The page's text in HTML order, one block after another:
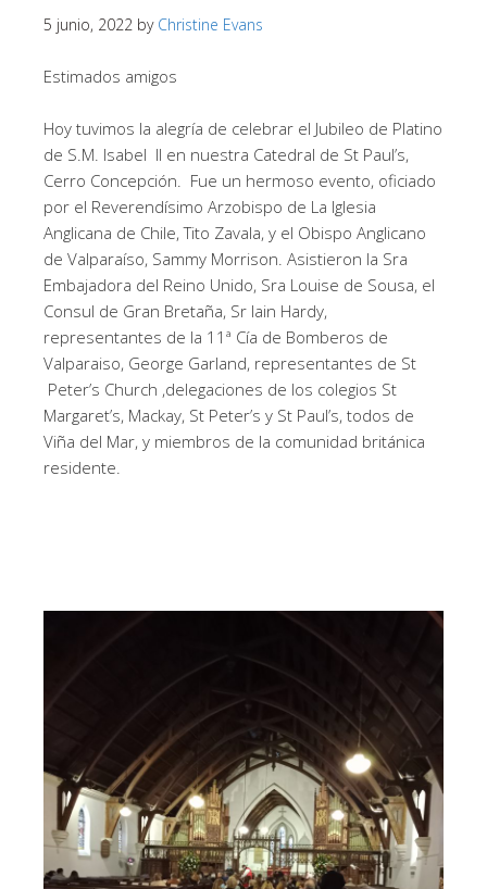
5 junio, 2022 by Christine Evans
Estimados amigos
Hoy tuvimos la alegría de celebrar el Jubileo de Platino
de S.M. Isabel II en nuestra Catedral de St Paul’s,
Cerro Concepción. Fue un hermoso evento, oficiado
por el Reverendísimo Arzobispo de La Iglesia
Anglicana de Chile, Tito Zavala, y el Obispo Anglicano
de Valparaíso, Sammy Morrison. Asistieron la Sra
Embajadora del Reino Unido, Sra Louise de Sousa, el
Consul de Gran Bretaña, Sr Iain Hardy,
representantes de la 11ª Cía de Bomberos de
Valparaiso, George Garland, representantes de St
Peter’s Church ,delegaciones de los colegios St
Margaret’s, Mackay, St Peter’s y St Paul’s, todos de
Viña del Mar, y miembros de la comunidad británica
residente.